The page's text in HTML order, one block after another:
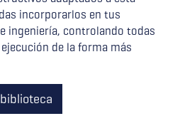
incorporarlos en tus
ingeniería, controlando todas
de la forma más